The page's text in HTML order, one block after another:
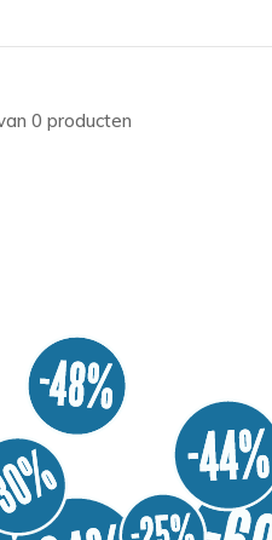
0 producten